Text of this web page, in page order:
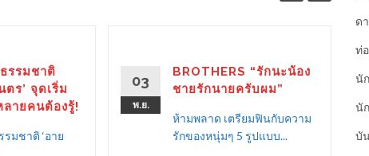
รรมชาติ
ตร’ จุดเริ่ม
ายคนต้องรู้!
มชาติ ‘อาย
03
พ.ย.
BROTHERS “รักนะน้อง
ชายรักนายครับผม”
ห้ามพลาด เตรียมฟินกับความ
รักของหนุ่มๆ 5 รูปแบบ...
ด
ท่
นั
นั
บั